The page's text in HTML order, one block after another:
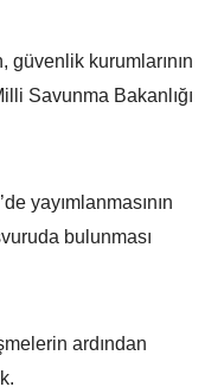
güvenlik kurumlarının
Savunma Bakanlığı
yayımlanmasının
bulunması
ardından